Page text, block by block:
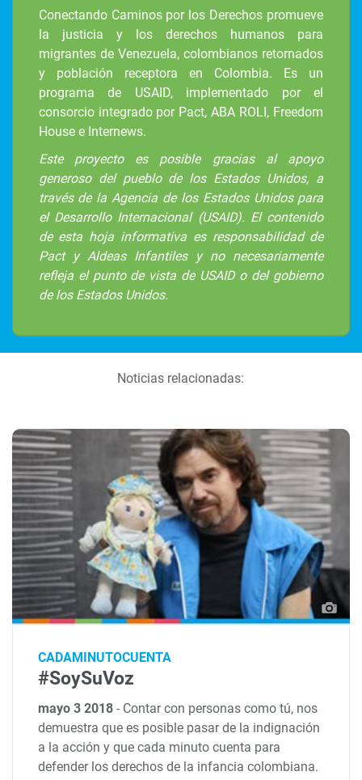
Conectando Caminos por los Derechos promueve
la justicia y los derechos humanos para
migrantes de Venezuela, colombianos retornados
y población receptora en Colombia. Es un
programa de USAID, implementado por el
consorcio integrado por Pact, ABA ROLI, Freedom
House e Internews.
Este proyecto es posible gracias al apoyo
generoso del pueblo de los Estados Unidos, a
través de la Agencia de los Estados Unidos para
el Desarrollo Internacional (USAID). El contenido
de esta hoja informativa es responsabilidad de
Pact y Aldeas Infantiles y no necesariamente
refleja el punto de vista de USAID o del gobierno
de los Estados Unidos.
Noticias relacionadas:
CADAMINUTOCUENTA
#SoySuVoz
mayo 3 2018- Contar con personas como tú, nos
demuestra que es posible pasar de la indignación
a la acción y que cada minuto cuenta para
defender los derechos de la infancia colombiana.